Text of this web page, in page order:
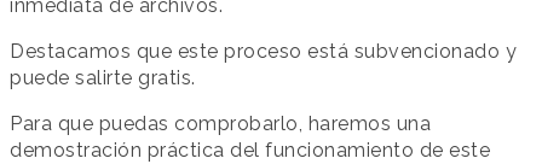
inmediata de archivos.
Destacamos que este proceso está subvencionado y
puede salirte gratis.
Para que puedas comprobarlo, haremos una
demostración práctica del funcionamiento de este